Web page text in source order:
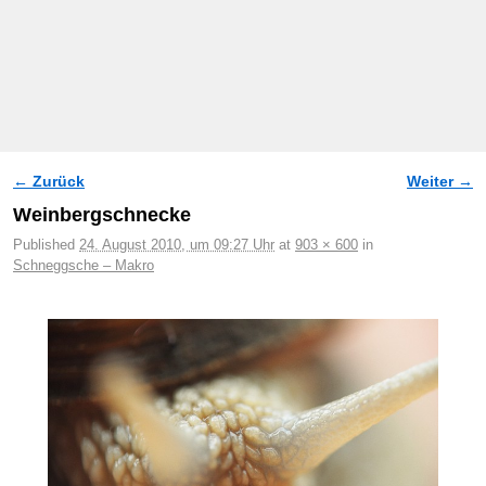
Bilder-Navigation
← Zurück Weiter →
Weinbergschnecke
Published 24. August 2010, um 09:27 Uhr at 903 × 600 in
Schneggsche – Makro